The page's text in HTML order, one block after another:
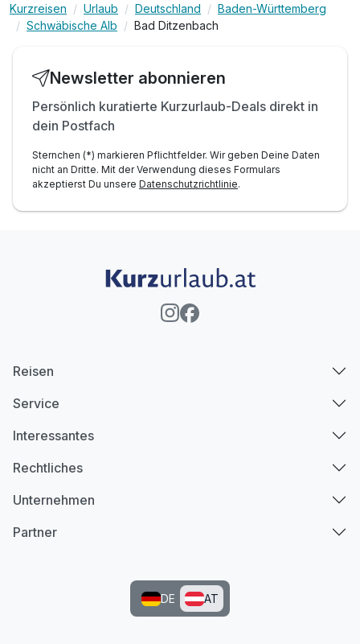
Kurzreisen Urlaub Deutschland
Baden-Württemberg
Schwäbische Alb
Bad Ditzenbach
Newsletter abonnieren
Persönlich kuratierte Kurzurlaub-Deals direkt in
dein Postfach
Sternchen (*) markieren Pflichtfelder. Wir geben Deine Daten
nicht an Dritte. Mit der Verwendung dieses Formulars
akzeptierst Du unsere Datenschutzrichtlinie.
Reisen
Service
Interessantes
Rechtliches
Unternehmen
Partner
DE AT